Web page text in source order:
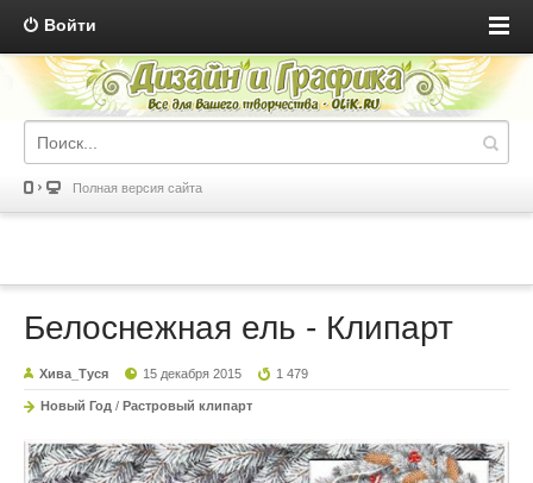
Войти
Полная версия сайта
Белоснежная ель - Клипарт
Хива_Туся 15 декабря 2015 1 479
Новый Год / Растровый клипарт